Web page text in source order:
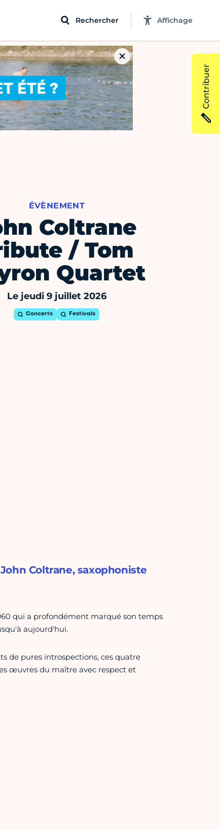
Rechercher Affichage
ÉVÈNEMENT
Coltrane
/ Tom
Quartet
Le jeudi 9 juillet 2026
Concerts Festivals
Coltrane, saxophoniste
qui a profondément marqué son temps
aujourd'hui.
de pures introspections, ces quatre
œuvres du maître avec respect et
Contribuer